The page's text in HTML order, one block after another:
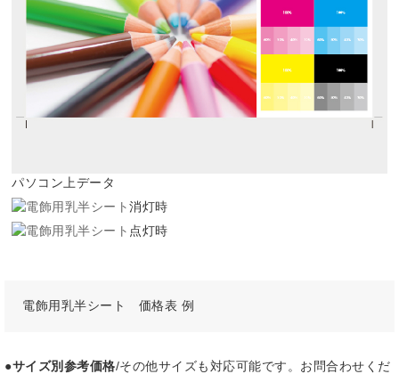
パソコン上データ
消灯時
点灯時
電飾用乳半シート 価格表 例
●サイズ別参考価格/その他サイズも対応可能です。お問合わせくだ